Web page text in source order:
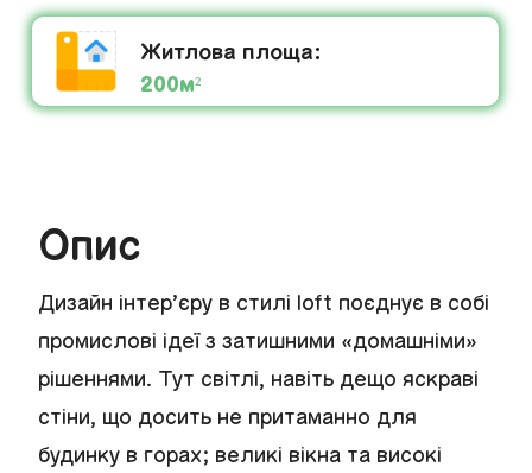
Житлова площа:
200м²
Опис
Дизайн інтер’єру в стилі loft поєднує в собі
промислові ідеї з затишними «домашніми»
рішеннями. Тут світлі, навіть дещо яскраві
стіни, що досить не притаманно для
будинку в горах; великі вікна та високі